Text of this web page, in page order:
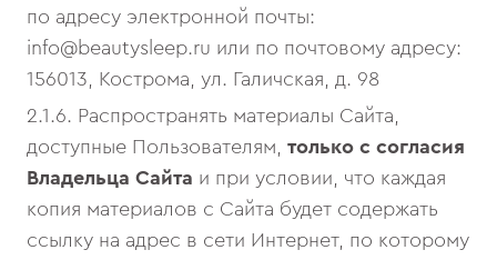
по адресу электронной почты:
info@beautysleep.ru или по почтовому адресу:
156013, Кострома, ул. Галичская, д. 98
2.1.6. Распространять материалы Сайта,
доступные Пользователям, только с согласия
Владельца Сайта и при условии, что каждая
копия материалов с Сайта будет содержать
ссылку на адрес в сети Интернет, по которому